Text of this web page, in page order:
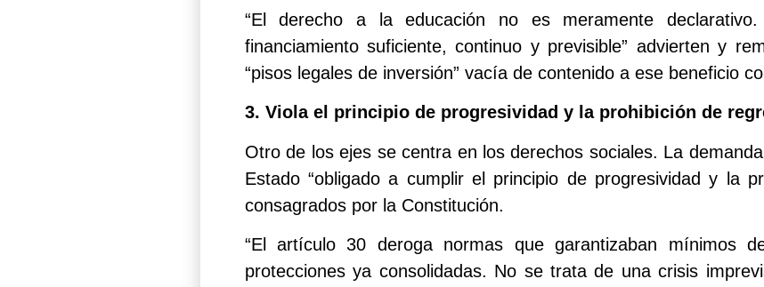
“El derecho a la educación no es meramente
financiamiento suficiente, continuo y previsible” advierten y
“pisos legales de inversión” vacía de contenido a ese beneficio
3. Viola el principio de progresividad y la prohibición de
Otro de los ejes se centra en los derechos sociales. La
Estado “obligado a cumplir el principio de progresividad y la
consagrados por la Constitución.
“El artículo 30 deroga normas que garantizaban mínimos
protecciones ya consolidadas. No se trata de una crisis